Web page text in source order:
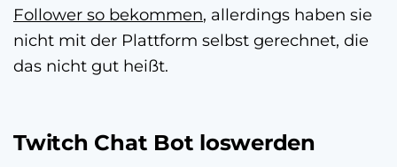
Follower so bekommen, allerdings haben sie
nicht mit der Plattform selbst gerechnet, die
das nicht gut heißt.
Twitch Chat Bot loswerden